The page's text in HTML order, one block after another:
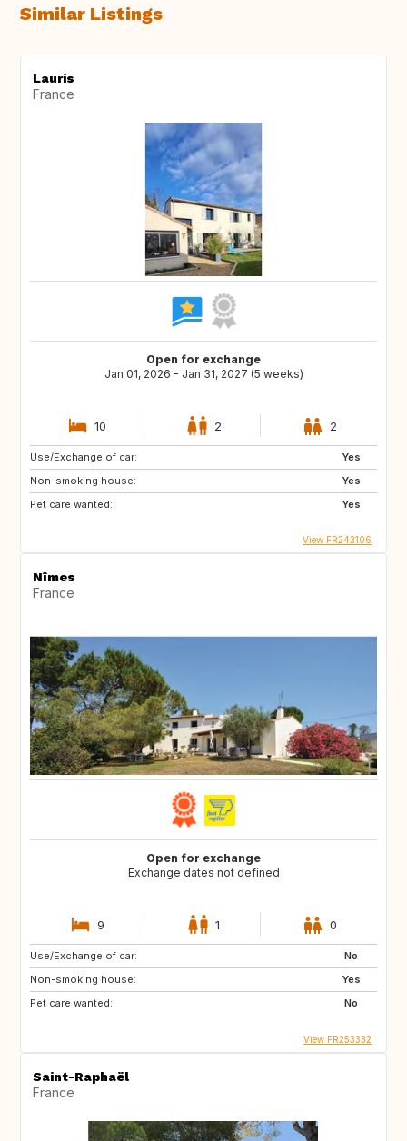
Similar Listings
Lauris
France
Open for exchange
Jan 01, 2026 - Jan 31, 2027 (5 weeks)
10 2 2
Use/Exchange of car:
Yes
Non-smoking house:
Yes
Pet care wanted:
Yes
View FR243106
Nîmes
France
Open for exchange
Exchange dates not defined
9 1 0
Use/Exchange of car:
No
Non-smoking house:
Yes
Pet care wanted:
No
View FR253332
Saint-Raphaël
France